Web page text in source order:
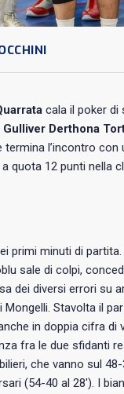
cala il poker di
Gulliver Derthona
termina l’incontro
quota 12 punti nella
primi minuti di
sale di colpi,
dei diversi errori su
Stavolta il
in doppia cifra
fra le due sfidanti
che vanno sul 48-
(54-40 al 28′). I